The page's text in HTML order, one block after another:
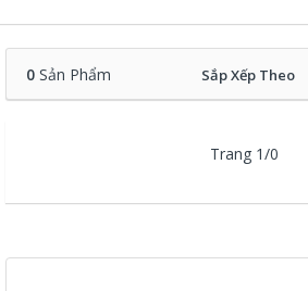
0 Sản Phẩm Sắp Xếp Theo
Trang 1/0